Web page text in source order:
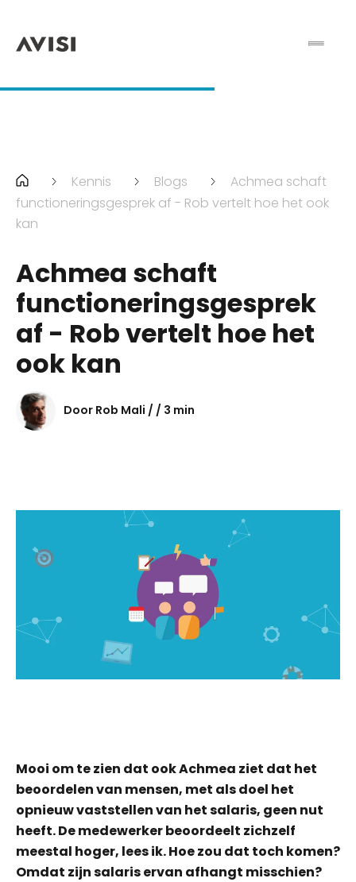
Kennis Blogs
Achmea schaft
functioneringsgesprek af - Rob vertelt hoe het ook
kan
Achmea schaft
functioneringsgesprek
af - Rob vertelt hoe het
ook kan
Door Rob Mali / / 3 min
Mooi om te zien dat ook Achmea ziet dat het
beoordelen van mensen, met als doel het
opnieuw vaststellen van het salaris, geen nut
heeft. De medewerker beoordeelt zichzelf
meestal hoger, lees ik. Hoe zou dat toch komen?
Omdat zijn salaris ervan afhangt misschien?